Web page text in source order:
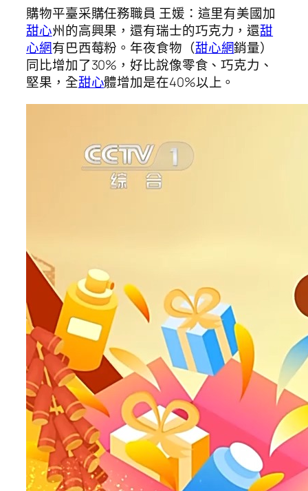
購物平臺采購任務職員 王媛：這里有美國加
甜心州的高興果，還有瑞士的巧克力，還甜
心網有巴西莓粉。年夜食物（甜心網銷量）
同比增加了30%，好比說像零食、巧克力、
堅果，全甜心體增加是在40%以上。